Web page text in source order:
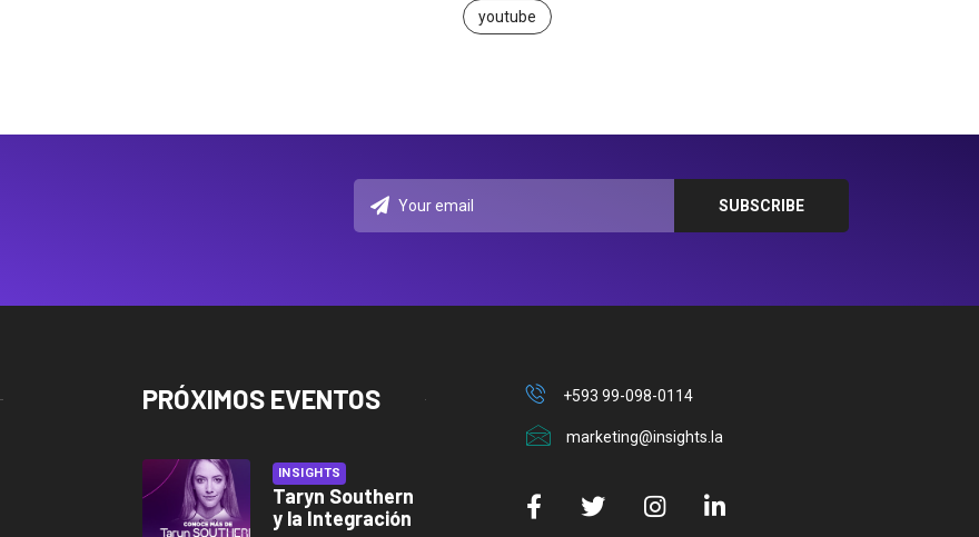
youtube
PRÓXIMOS EVENTOS
INSIGHTS
Taryn Southern
y la Integración
+593 99-098-0114
marketing@insights.la